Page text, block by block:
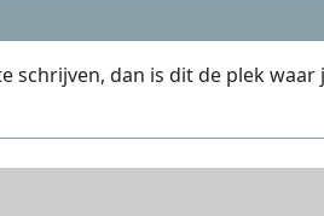
schrijven, dan is dit de plek waar